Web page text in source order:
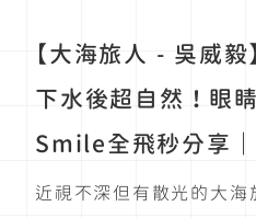
【大海旅人 - 吳威毅
下水後超自然！眼
Smile全飛秒分享｜
近視不深但有散光的大海